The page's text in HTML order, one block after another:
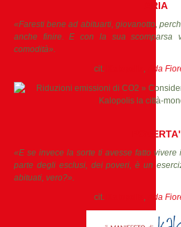
ARIA
«Faresti bene ad abituarti, giovanotto,
anche finire. E con la sua scomparsa
comodità».
cit.
, Ada
POVERTA'
«E se invece la sorte ti avesse fatto
parte degli esclusi, dei poveri, è un
abituati, vero?».
cit.
, Ada